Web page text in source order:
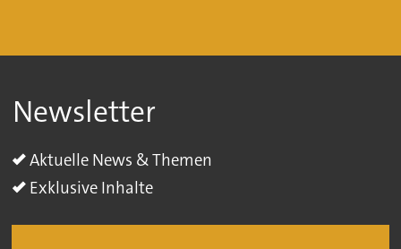
Newsletter
Aktuelle News & Themen
Exklusive Inhalte